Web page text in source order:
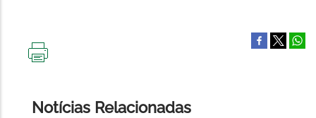
Notícias Relacionadas